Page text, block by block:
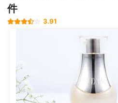
件
3.91